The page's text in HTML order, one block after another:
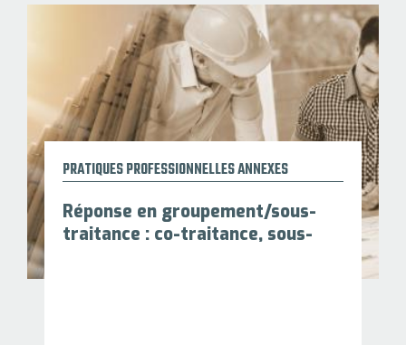
PRATIQUES PROFESSIONNELLES ANNEXES
Réponse en groupement/sous-
traitance : co-traitance, sous-